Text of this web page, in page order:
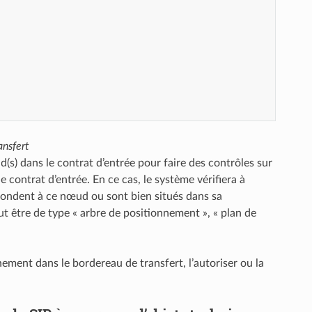
dans le contrat d’entrée pour faire des contrôles sur
d’entrée. En ce cas, le système vérifiera à
à ce nœud ou sont bien situés dans sa
être de type « arbre de positionnement », « plan de
dans le bordereau de transfert, l’autoriser ou la